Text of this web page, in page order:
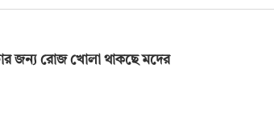
জন্য রোজ খোলা থাকছে মদের